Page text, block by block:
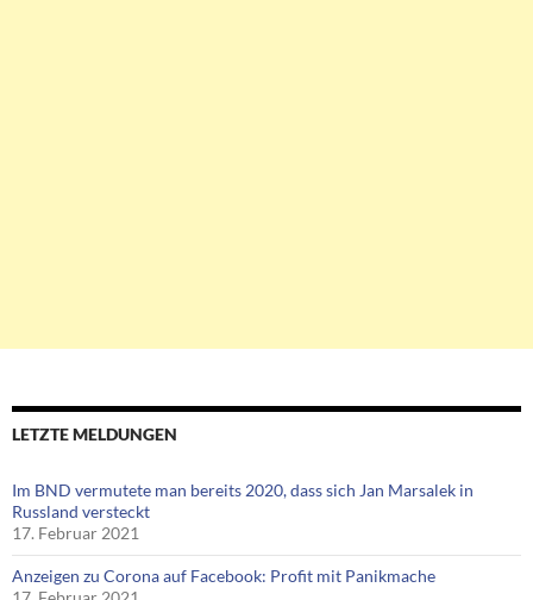
LETZTE MELDUNGEN
Im BND vermutete man bereits 2020, dass sich Jan Marsalek in
Russland versteckt
17. Februar 2021
Anzeigen zu Corona auf Facebook: Profit mit Panikmache